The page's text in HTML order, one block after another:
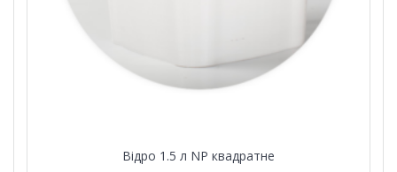
Відро 1.5 л NР квадратне